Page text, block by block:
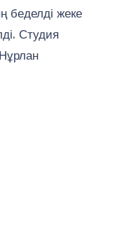
беделді жеке
Студия